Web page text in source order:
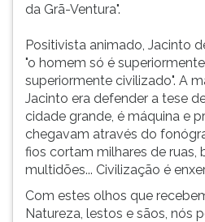
da Grã-Ventura".
Positivista animado, Jacinto
"o homem só é
superiormente civilizado". A
Jacinto era defender a tese
cidade grande, é máquina e
chegavam através do
fios cortam milhares de ruas,
multidões... Civilização é
Com estes olhos que
Natureza, lestos e sãos, nós